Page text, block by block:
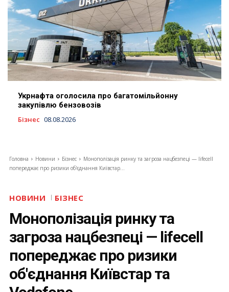
Укрнафта оголосила про багатомільйонну
закупівлю бензовозів
Бізнес 08.08.2026